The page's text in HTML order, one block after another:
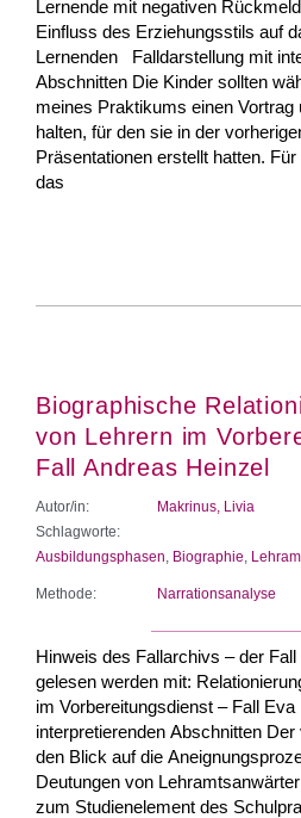
Lernende mit negativen
Einfluss des Erziehungsstils auf
Lernenden Falldarstellung mit
Abschnitten Die Kinder sollten
meines Praktikums einen Vortrag
halten, für den sie in der
Präsentationen erstellt hatten.
das
Biographische
von Lehrern im
Fall Andreas Heinzel
Autor/in:
Makrinus, Livia
Schlagworte:
Ausbildungsphasen Biographie
Methode: Narrationsanalyse
Hinweis des Fallarchivs – der
gelesen werden mit:
im Vorbereitungsdienst – Fall
interpretierenden Abschnitten
den Blick auf die
Deutungen von
zum Studienelement des